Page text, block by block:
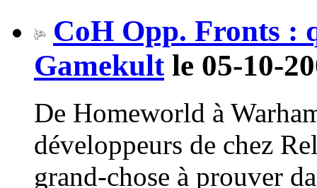
CoH Opp. Fronts :
Gamekultle 05-10-
De Homeworld à
développeurs de chez
grand-chose à prouver